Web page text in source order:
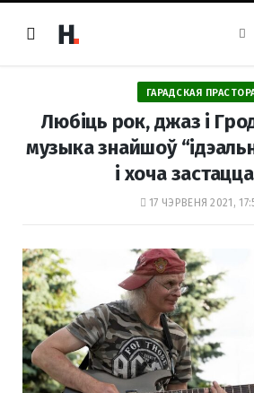
e
b
o
o
k
ГАРАДСКАЯ
Любіць рок, джаз і
музыка знайшоў
і хоча
17 ЧЭРВЕНЯ 2021,